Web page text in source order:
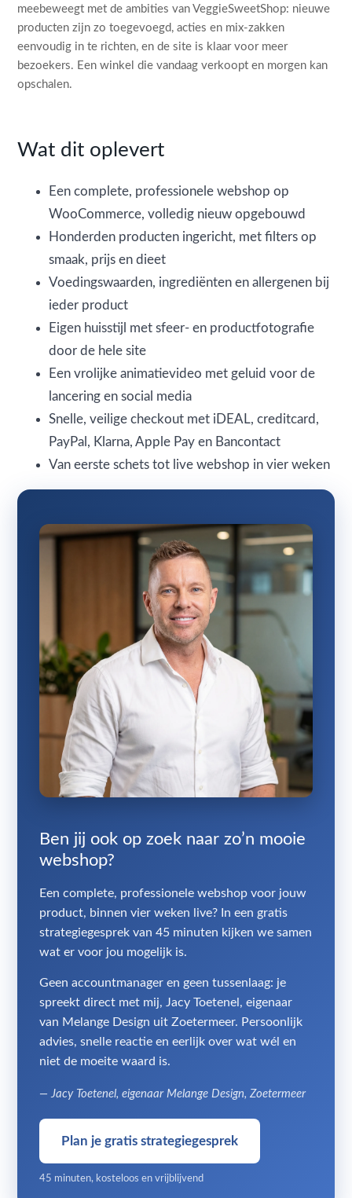
meebeweegt met de ambities van VeggieSweetShop: nieuwe
producten zijn zo toegevoegd, acties en mix-zakken
eenvoudig in te richten, en de site is klaar voor meer
bezoekers. Een winkel die vandaag verkoopt en morgen kan
opschalen.
Wat dit oplevert
Een complete, professionele webshop op
WooCommerce, volledig nieuw opgebouwd
Honderden producten ingericht, met filters op
smaak, prijs en dieet
Voedingswaarden, ingrediënten en allergenen bij
ieder product
Eigen huisstijl met sfeer- en productfotografie
door de hele site
Een vrolijke animatievideo met geluid voor de
lancering en social media
Snelle, veilige checkout met iDEAL, creditcard,
PayPal, Klarna, Apple Pay en Bancontact
Van eerste schets tot live webshop in vier weken
Ben jij ook op zoek naar zo’n mooie
webshop?
Een complete, professionele webshop voor jouw
product, binnen vier weken live? In een gratis
strategiegesprek van 45 minuten kijken we samen
wat er voor jou mogelijk is.
Geen accountmanager en geen tussenlaag: je
spreekt direct met mij, Jacy Toetenel, eigenaar
van Melange Design uit Zoetermeer. Persoonlijk
advies, snelle reactie en eerlijk over wat wél en
niet de moeite waard is.
— Jacy Toetenel, eigenaar Melange Design, Zoetermeer
Plan je gratis strategiegesprek
45 minuten, kosteloos en vrijblijvend